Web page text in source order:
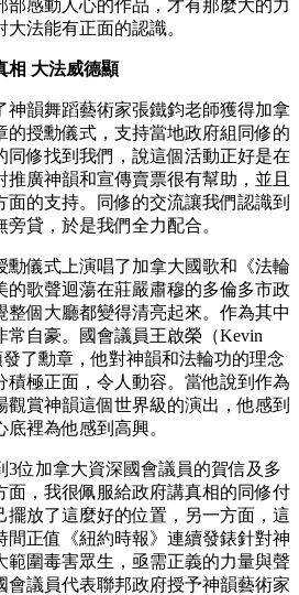
部感動人心的作品，才有那麼大的力
法能有正面的認識。
相 大法威德顯
神韻舞蹈藝術家張鐵鈞老師獲得加拿
的授勳儀式，支持當地政府組同修的
同修找到我們，說這個活動正好是在
廣神韻和宣傳賣票很有幫助，並且
的支持。同修的交流讓我們認識到
貸，於是我們全力配合。
勳儀式上演唱了加拿大國歌和《法輪
的歌聲迴蕩在莊嚴肅穆的多倫多市政
整個大廳都變得清亮起來。作為其中
常自豪。國會議員王啟榮（Kevin
了勳章，他對神韻和法輪功的理念
積極正面，令人動容。當他說到作為
觀賞神韻這個世界級的演出，他感到
裡為他感到高興。
3位加拿大資深國會議員的賀信及多
面，我很佩服給政府講真相的同修付
擺放了這麼好的位置，另一方面，這
間正值《紐約時報》連續發錶針對神
範圍毒害眾生，亟需正義的力量與聲
會議員代表聯邦政府授予神韻藝術家